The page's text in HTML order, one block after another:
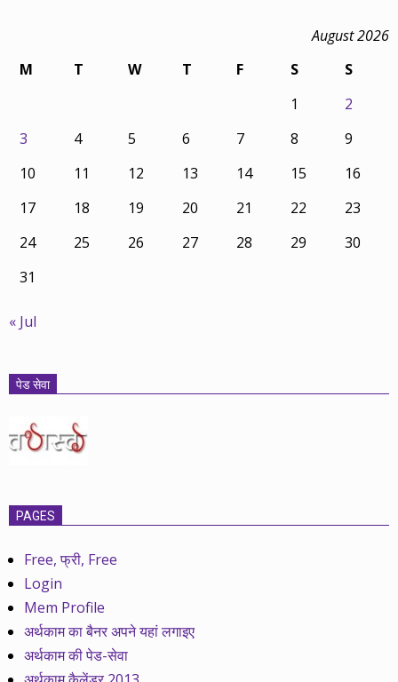
August 2026
M
T W T F S
S
1
2
3
4 5 6 7 8
9
10
11 12 13 14 15
16
17
18 19 20 21 22
23
24
25 26 27 28 29
30
31
« Jul
पेड सेवा
PAGES
Free, फ्री, Free
Login
Mem Profile
अर्थकाम का बैनर अपने यहां लगाइए
अर्थकाम की पेड-सेवा